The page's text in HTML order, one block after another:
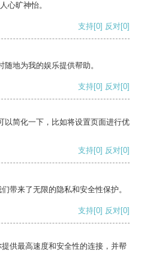
心旷神怡。
支持[0] 反对[0]
地为我的娱乐提供帮助。
支持[0] 反对[0]
以简化一下，比如将设置页面进行优
支持[0] 反对[0]
带来了无限的隐私和安全性保护。
支持[0] 反对[0]
供最高速度和安全性的连接，并帮